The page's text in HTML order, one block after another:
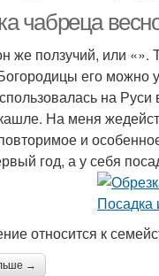
чабреца
же ползучий, или «».
его можно
на
На меня
и
год, а у себя
относится к
→